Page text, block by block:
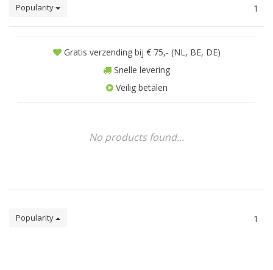
Popularity 1
Gratis verzending bij € 75,- (NL, BE, DE)
Snelle levering
Veilig betalen
No products found...
Popularity 1